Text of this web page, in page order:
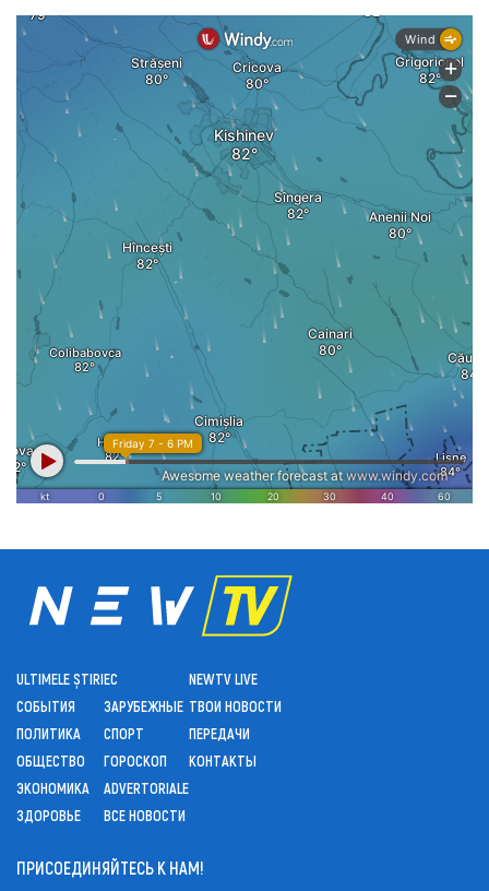
ULTIMELE ȘTIRI
СОБЫТИЯ
ПОЛИТИКА
ОБЩЕСТВО
ЭКОНОМИКА
ЗДОРОВЬЕ
ЕС
ЗАРУБЕЖНЫЕ
СПОРТ
ГОРОСКОП
ADVERTORIALE
ВСЕ НОВОСТИ
NEWTV LIVE
ТВОИ НОВОСТИ
ПЕРЕДАЧИ
КОНТАКТЫ
ПРИСОЕДИНЯЙТЕСЬ К НАМ!